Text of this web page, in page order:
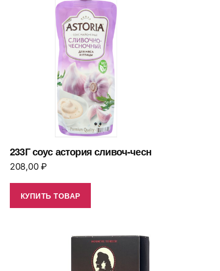
233Г соус астория сливоч-чесн
208,00₽
КУПИТЬ ТОВАР